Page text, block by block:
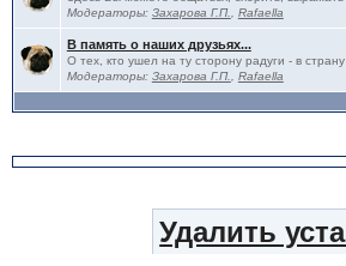
Модераторы: Захарова Г.П. Rafaella
В память о наших друзьях...
О тех, кто ушел на ту сторону радуги - в
Модераторы: Захарова Г.П. Rafaella
Удалить